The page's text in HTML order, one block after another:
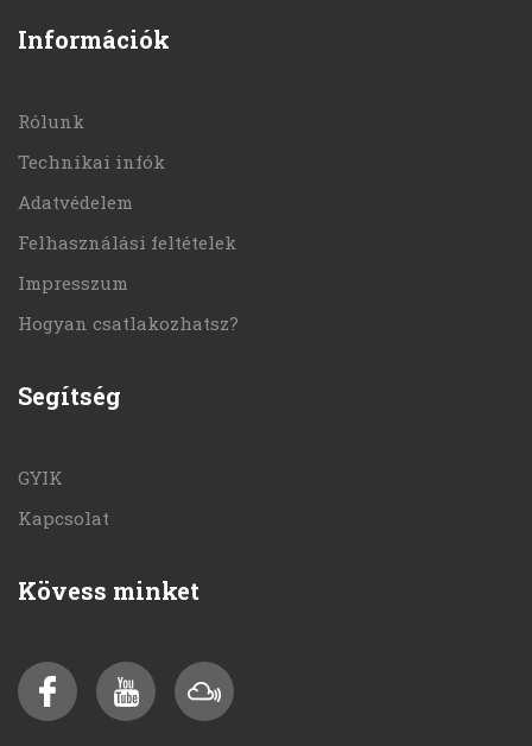
Információk
Rólunk
Technikai infók
Adatvédelem
Felhasználási feltételek
Impresszum
Hogyan csatlakozhatsz?
Segítség
GYIK
Kapcsolat
Kövess minket